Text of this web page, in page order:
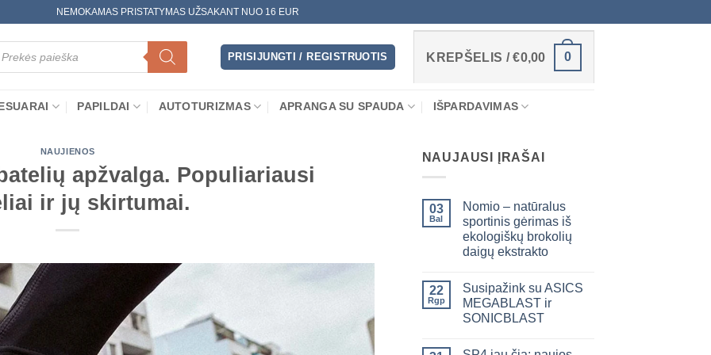
NEMOKAMAS PRISTATYMAS UŽSAKANT NUO 16 EUR
PRISIJUNGTI / REGISTRUOTIS KREPŠELIS /€0,00 0
PAPILDAI AUTOTURIZMAS APRANGA SU SPAUDA IŠPARDAVIMAS
NAUJIENOS
apžvalga. Populiariausi
ir jų skirtumai.
NAUJAUSI ĮRAŠAI
03
Bal
Nomio – natūralus
sportinis gėrimas iš
ekologiškų brokolių
daigų ekstrakto
22
Rgp
Susipažink su ASICS
MEGABLAST ir
SONICBLAST